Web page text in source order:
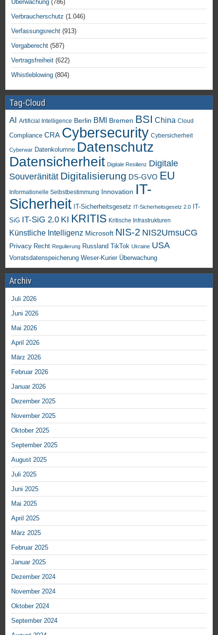
Überwachung (786)
Verbraucherschutz (1.046)
Verfassungsrecht (913)
Vergaberecht (587)
Vertragsfreiheit (622)
Whistleblowing (804)
Tag-Cloud
AI Artificial Intelligence Berlin BMI Bremen BSI China Cloud
Compliance CRA Cybersecurity Cybersicherheit
Cyberwar Datenkolumne Datenschutz
Datensicherheit Digitale Resilienz Digitale
Souveränität Digitalisierung DS-GVO EU
Informationelle Selbstbestimmung Innovation IT-
Sicherheit IT-Sicherheitsgesetz IT-Sicherheitsgesetz 2.0
IT-
SiG IT-SiG 2.0 KI KRITIS Kritische Infrastrukturen
Künstliche Intelligenz Microsoft NIS-2 NIS2UmsuCG
Privacy Recht Regulierung Russland TikTok Ukraine USA
Vorratsdatenspeicherung Weser-Kurier Überwachung
Archiv
Juli 2026
Juni 2026
Mai 2026
April 2026
März 2026
Februar 2026
Januar 2026
Dezember 2025
November 2025
Oktober 2025
September 2025
August 2025
Juli 2025
Juni 2025
Mai 2025
April 2025
März 2025
Februar 2025
Januar 2025
Dezember 2024
November 2024
Oktober 2024
September 2024